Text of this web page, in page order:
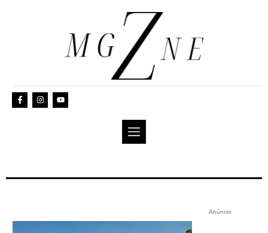
Anúncio